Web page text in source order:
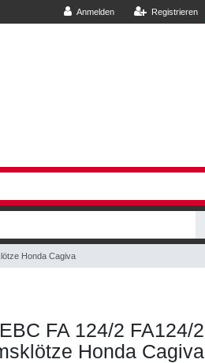
Anmelden Registrieren
Honda Cagiva
FA 124/2 FA124/2
Honda Cagiva